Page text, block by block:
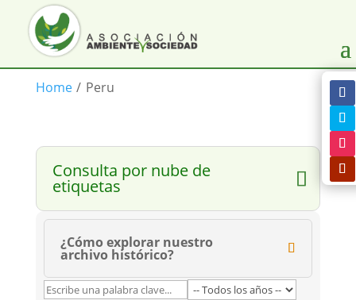
Home / Peru
Consulta por nube de
etiquetas
¿Cómo explorar nuestro
archivo histórico?